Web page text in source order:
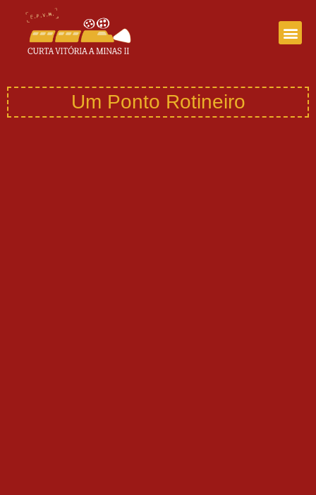
Um Ponto Rotineiro